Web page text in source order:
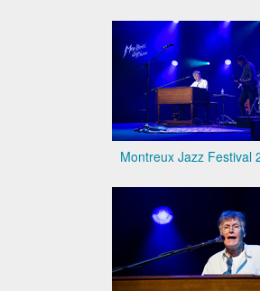
Montreux Jazz Festival